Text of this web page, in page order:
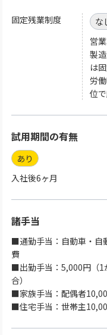
固定残業制度
な
営
製
は
労
位
試用期間の有無
あり
入社後6ヶ月
諸手当
■通勤手当：自動車・自
費
■出勤手当：5,000円（1
合）
■家族手当：配偶者
■住宅手当：世帯主